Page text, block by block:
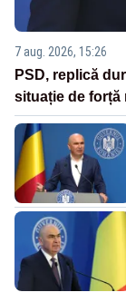
7 aug. 2026, 15:26
PSD, replică
situație de forță